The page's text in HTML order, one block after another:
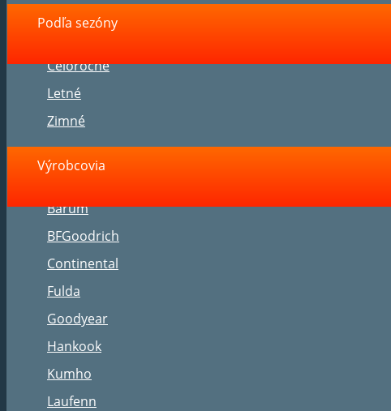
Podľa sezóny
Celoročné
Letné
Zimné
Výrobcovia
Barum
BFGoodrich
Continental
Fulda
Goodyear
Hankook
Kumho
Laufenn